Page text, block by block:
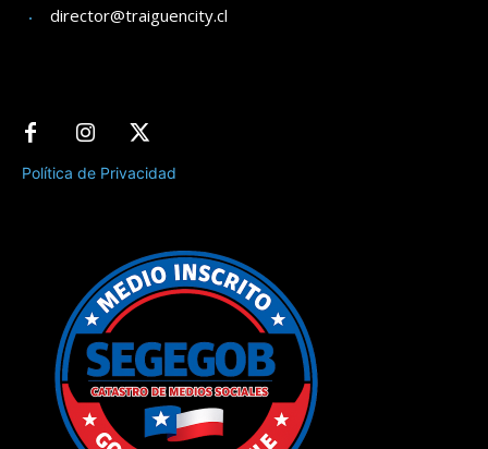
director@traiguencity.cl
Política de Privacidad